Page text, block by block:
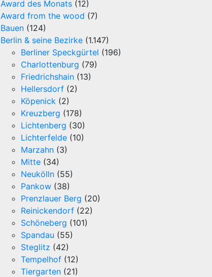
Award des Monats (12)
Award from the wood (7)
Bauen (124)
Berlin & seine Bezirke (1.147)
Berliner Speckgürtel (196)
Charlottenburg (79)
Friedrichshain (13)
Hellersdorf (2)
Köpenick (2)
Kreuzberg (178)
Lichtenberg (30)
Lichterfelde (10)
Marzahn (3)
Mitte (34)
Neukölln (55)
Pankow (38)
Prenzlauer Berg (20)
Reinickendorf (22)
Schöneberg (101)
Spandau (55)
Steglitz (42)
Tempelhof (12)
Tiergarten (21)